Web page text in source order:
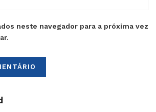
neste navegador para a próxima vez